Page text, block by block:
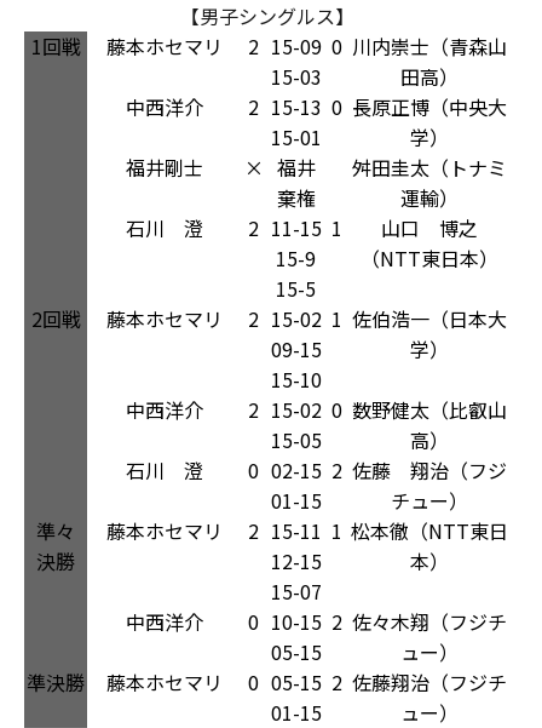
【男子シングルス】
1回戦
藤本ホセマリ 2 15-09
15-03
0 川内崇士（青森山
田高）
中西洋介
2 15-13
15-01
0 長原正博（中央大
学）
福井剛士
× 福井
棄権
舛田圭太（トナミ
運輸）
石川 澄
2 11-15
15-9
15-5
1
山口 博之
（NTT東日本）
2回戦 藤本ホセマリ 2 15-02
09-15
15-10
1 佐伯浩一（日本大
学）
中西洋介 2 15-02
15-05
0 数野健太（比叡山
高）
石川 澄
0 02-15
01-15
2 佐藤 翔治（フジ
チュー）
準々
決勝
藤本ホセマリ 2 15-11
12-15
15-07
1 松本徹（NTT東日
本）
中西洋介 0 10-15
05-15
2 佐々木翔（フジチ
ュー）
準決勝
藤本ホセマリ 0 05-15
01-15
2 佐藤翔治（フジチ
ュー）